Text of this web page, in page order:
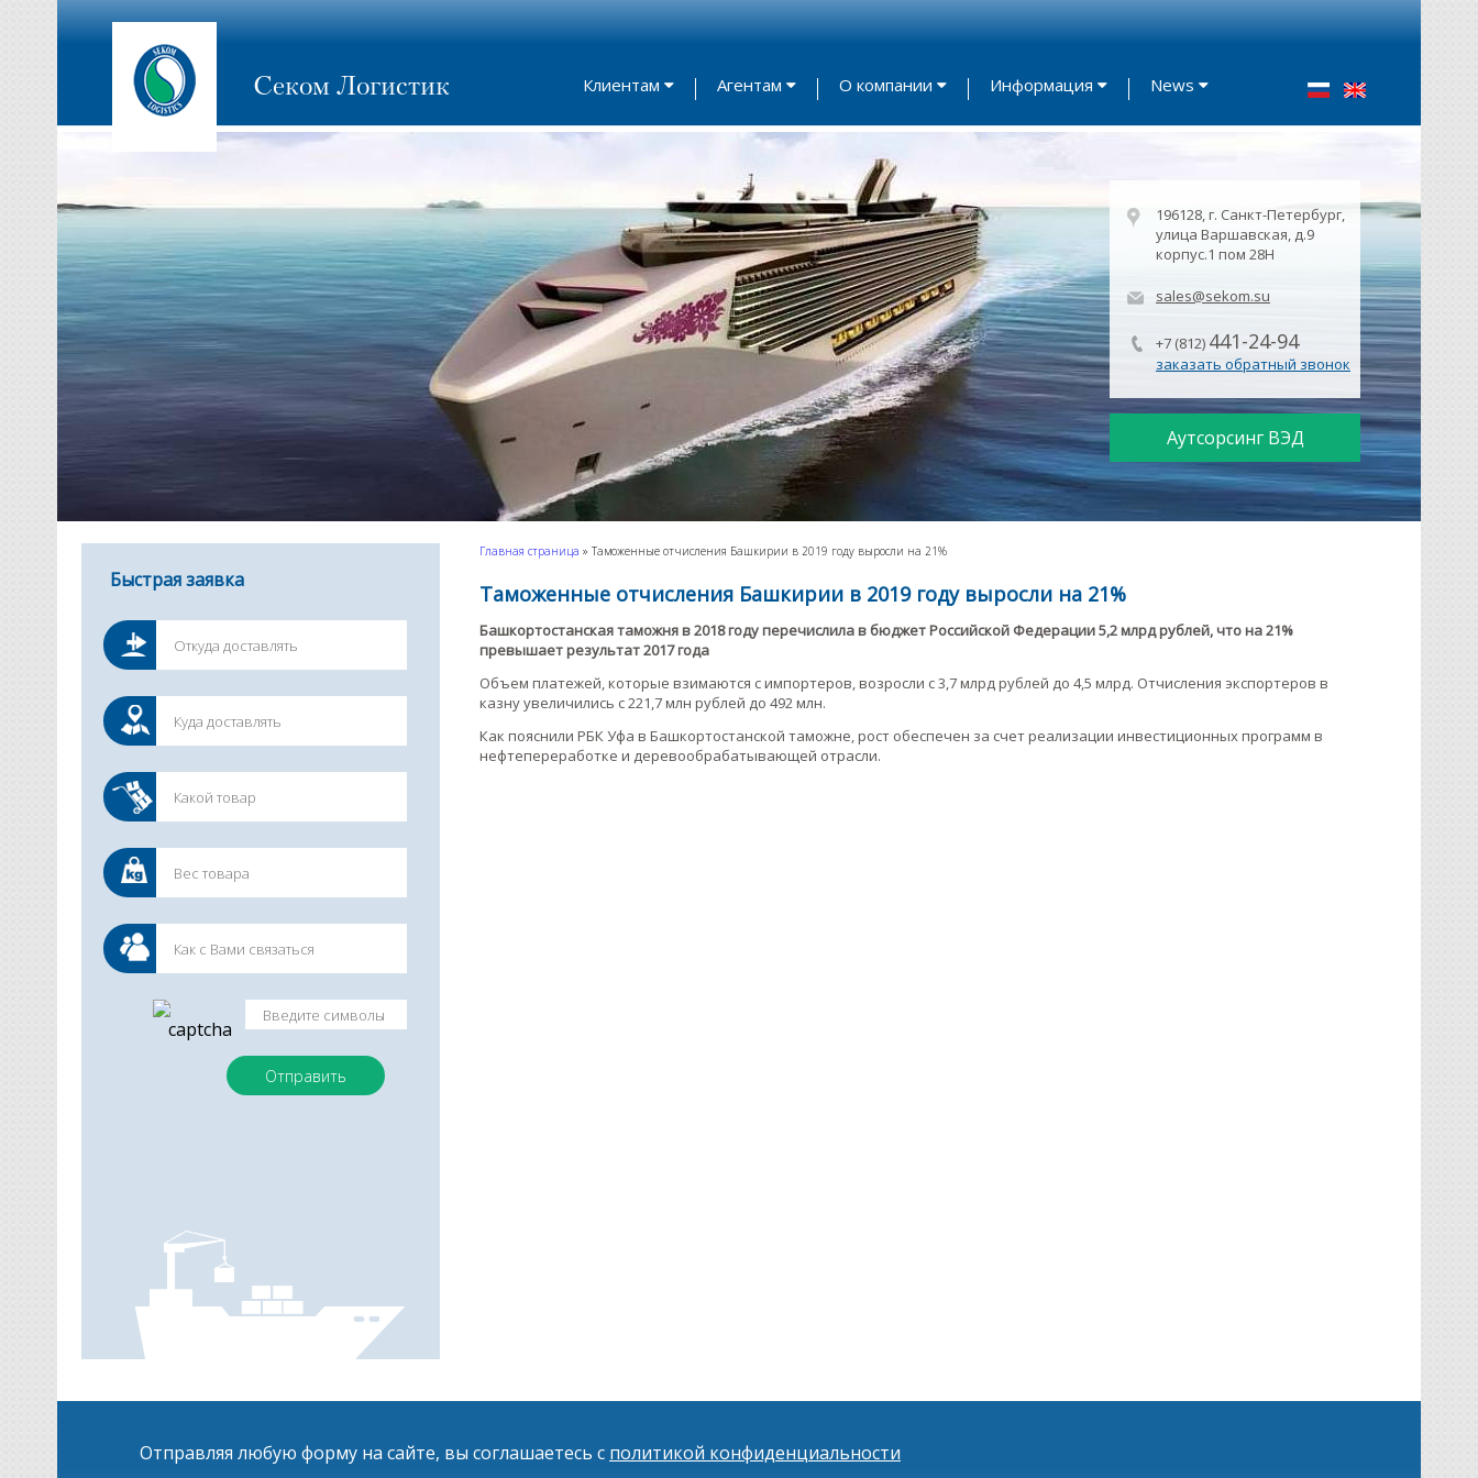
Секом Логистик Клиентам Агентам О компании Информация News
196128, г. Санкт-Петербург,
улица Варшавская, д.9
корпус.1 пом 28Н
sales@sekom.su
+7 (812) 441-24-94
заказать обратный звонок
Аутсорсинг ВЭД
Быстрая заявка
Главная страница » Таможенные отчисления Башкирии в 2019 году выросли на 21%
Таможенные отчисления Башкирии в 2019 году выросли на 21%
Башкортостанская таможня в 2018 году перечислила в бюджет Российской Федерации 5,2 млрд рублей, что на 21%
превышает результат 2017 года
Объем платежей, которые взимаются с импортеров, возросли с 3,7 млрд рублей до 4,5 млрд. Отчисления экспортеров в
казну увеличились с 221,7 млн рублей до 492 млн.
Как пояснили РБК Уфа в Башкортостанской таможне, рост обеспечен за счет реализации инвестиционных программ в
нефтепереработке и деревообрабатывающей отрасли.
Отправляя любую форму на сайте, вы соглашаетесь с политикой конфиденциальности